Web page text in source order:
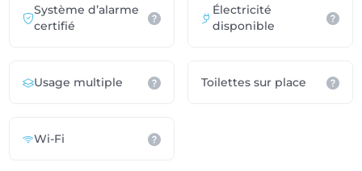
Système d’alarme
certifié
Électricité
disponible
Usage multiple Toilettes sur place
Wi-Fi